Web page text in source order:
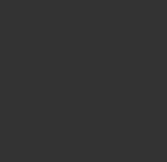
TO SEE MORE OPTIONS
가운